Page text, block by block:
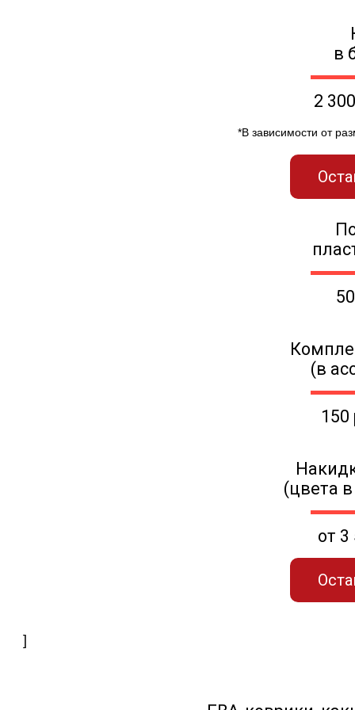
в
2
*В зависимости от
(в
(цвета
от 3
]